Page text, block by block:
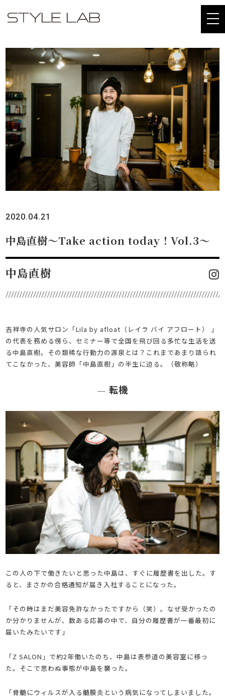
2020.04.21
中島直樹〜Take action today！Vol.3〜
中島直樹
吉祥寺の人気サロン「Lila by afloat（レイラ バイ アフロート） 」
の代表を務める傍ら、セミナー等で全国を飛び回る多忙な生活を送
る中島直樹。その類稀な行動力の源泉とは？これまであまり語られ
てこなかった、美容師「中島直樹」の半生に迫る。（敬称略）
転機
この人の下で働きたいと思った中島は、すぐに履歴書を出した。す
ると、まさかの合格通知が届き入社することになった。
「その時はまだ美容免許なかったですから（笑）。なぜ受かったの
か分かりませんが、数ある応募の中で、自分の履歴書が一番最初に
届いたみたいです」
「Z SALON」で約2年働いたのち、中島は表参道の美容室に移っ
た。そこで思わぬ事態が中島を襲った。
「骨髄にウィルスが入る髄膜炎という病気になってしまいました。